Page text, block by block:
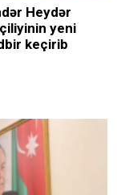
Heydər
yeni
keçirib